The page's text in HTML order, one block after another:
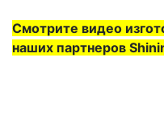
Смотрите видео
наших партнеров